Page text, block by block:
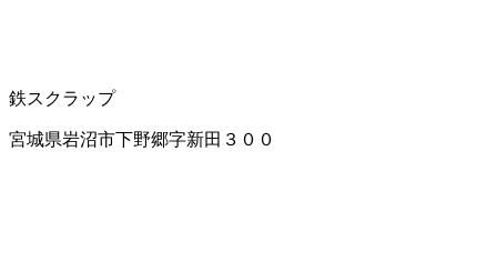
鉄スクラップ
宮城県岩沼市下野郷字新田３００